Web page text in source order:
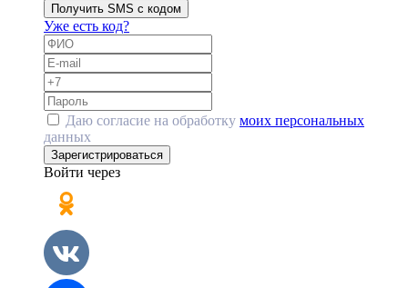
Получить SMS с кодом
Уже есть код?
Даю согласие на обработку моих персональных
данных
Зарегистрироваться
Войти через